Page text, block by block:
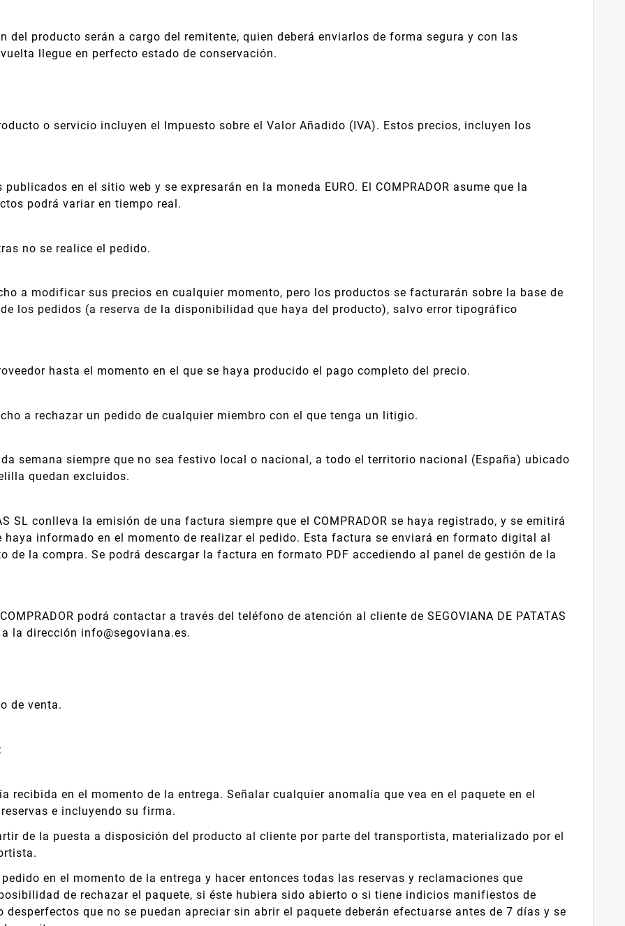
del producto serán a cargo del remitente, quien deberá enviarlos de forma segura y con las
llegue en perfecto estado de conservación.
o servicio incluyen el Impuesto sobre el Valor Añadido (IVA). Estos precios, incluyen los
en el sitio web y se expresarán en la moneda EURO. El COMPRADOR asume que la
podrá variar en tiempo real.
no se realice el pedido.
a modificar sus precios en cualquier momento, pero los productos se facturarán sobre la base de
los pedidos (a reserva de la disponibilidad que haya del producto), salvo error tipográfico
hasta el momento en el que se haya producido el pago completo del precio.
a rechazar un pedido de cualquier miembro con el que tenga un litigio.
semana siempre que no sea festivo local o nacional, a todo el territorio nacional (España) ubicado
quedan excluidos.
SL conlleva la emisión de una factura siempre que el COMPRADOR se haya registrado, y se emitirá
haya informado en el momento de realizar el pedido. Esta factura se enviará en formato digital al
la compra. Se podrá descargar la factura en formato PDF accediendo al panel de gestión de la
podrá contactar a través del teléfono de atención al cliente de SEGOVIANA DE PATATAS
la dirección info@segoviana.es.
de venta.
recibida en el momento de la entrega. Señalar cualquier anomalía que vea en el paquete en el
e incluyendo su firma.
de la puesta a disposición del producto al cliente por parte del transportista, materializado por el
en el momento de la entrega y hacer entonces todas las reservas y reclamaciones que
de rechazar el paquete, si éste hubiera sido abierto o si tiene indicios manifiestos de
que no se puedan apreciar sin abrir el paquete deberán efectuarse antes de 7 días y se